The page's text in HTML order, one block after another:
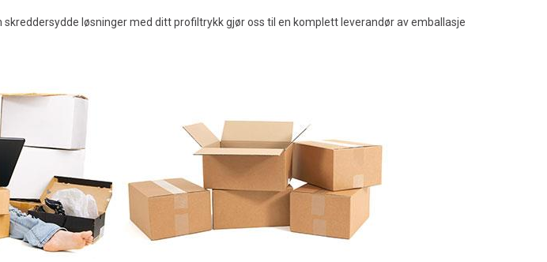
løsninger med ditt profiltrykk gjør oss til en komplett leverandør av emballasje